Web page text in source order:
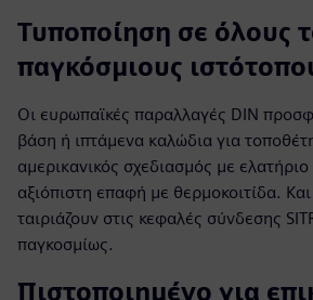
Τυποποίηση σε όλους
παγκόσμιους
Οι ευρωπαϊκές παραλλαγές DIN
βάση ή ιπτάμενα καλώδια για
αμερικανικός σχεδιασμός με ελατήριο
αξιόπιστη επαφή με θερμοκοιτίδα.
ταιριάζουν στις κεφαλές σύνδεσης
παγκοσμίως.
Πιστοποιημένο για